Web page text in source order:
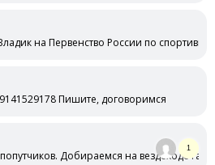
на Первенство России по
Пишите, договоримся
Добираемся на вездеходе
1